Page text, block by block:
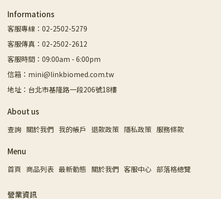
Informations
客服專線：02-2502-5279
客服傳真：02-2502-2612
客服時間：09:00am - 6:00pm
信箱：mini@linkbiomed.com.tw
地址：台北市基隆路一段206號18樓
About us
查詢 關於我們 我的帳戶 退款政策 隱私政策 服務條款
Menu
首頁 商品列表 最新動態 關於我們 客服中心 部落格總覽
營業資訊